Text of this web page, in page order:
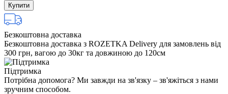
Купити
Безкоштовна доставка
Безкоштовна доставка з ROZETKA Delivery для замовлень від
300 грн, вагою до 30кг та довжиною до 120см
Підтримка
Потрібна допомога? Ми завжди на зв'язку – зв'яжіться з нами
зручним способом.